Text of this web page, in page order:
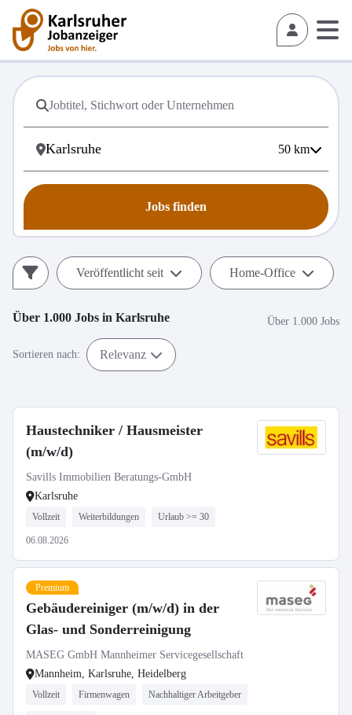
50 km
Jobs finden
Veröffentlicht seit Home-Office
Über 1.000 Jobs in Karlsruhe Über 1.000 Jobs
Sortieren nach: Relevanz
Haustechniker / Hausmeister
(m/w/d)
Savills Immobilien Beratungs-GmbH
Karlsruhe
Vollzeit Weiterbildungen Urlaub >= 30
06.08.2026
Premium
Gebäudereiniger (m/w/d) in der
Glas- und Sonderreinigung
MASEG GmbH Mannheimer Servicegesellschaft
Mannheim, Karlsruhe, Heidelberg
Vollzeit Firmenwagen Nachhaltiger Arbeitgeber